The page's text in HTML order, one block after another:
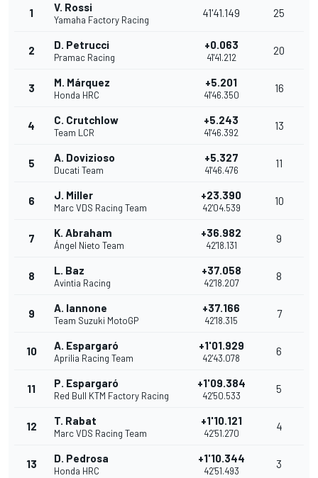
1 V. Rossi
Yamaha Factory Racing
41'41.149 25
2 D. Petrucci
Pramac Racing
+0.063
41'41.212
20
3 M. Márquez
Honda HRC
+5.201
41'46.350
16
4 C. Crutchlow
Team LCR
+5.243
41'46.392
13
5 A. Dovizioso
Ducati Team
+5.327
41'46.476
11
6 J. Miller
Marc VDS Racing Team
+23.390
42'04.539
10
7 K. Abraham
Ángel Nieto Team
+36.982
42'18.131
9
8 L. Baz
Avintia Racing
+37.058
42'18.207
8
9 A. Iannone
Team Suzuki MotoGP
+37.166
42'18.315
7
10 A. Espargaró
Aprilia Racing Team
+1'01.929
42'43.078
6
11 P. Espargaró
Red Bull KTM Factory Racing
+1'09.384
42'50.533
5
12 T. Rabat
Marc VDS Racing Team
+1'10.121
42'51.270
4
13 D. Pedrosa
Honda HRC
+1'10.344
42'51.493
3